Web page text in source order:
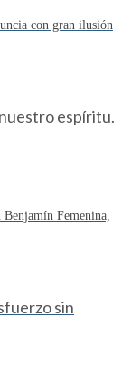
con gran ilusión
espíritu.
Femenina,
sin